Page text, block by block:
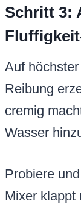
Schritt 3:
Auf
Reibung
cremig
Wasser
Probiere
Mixer klappt